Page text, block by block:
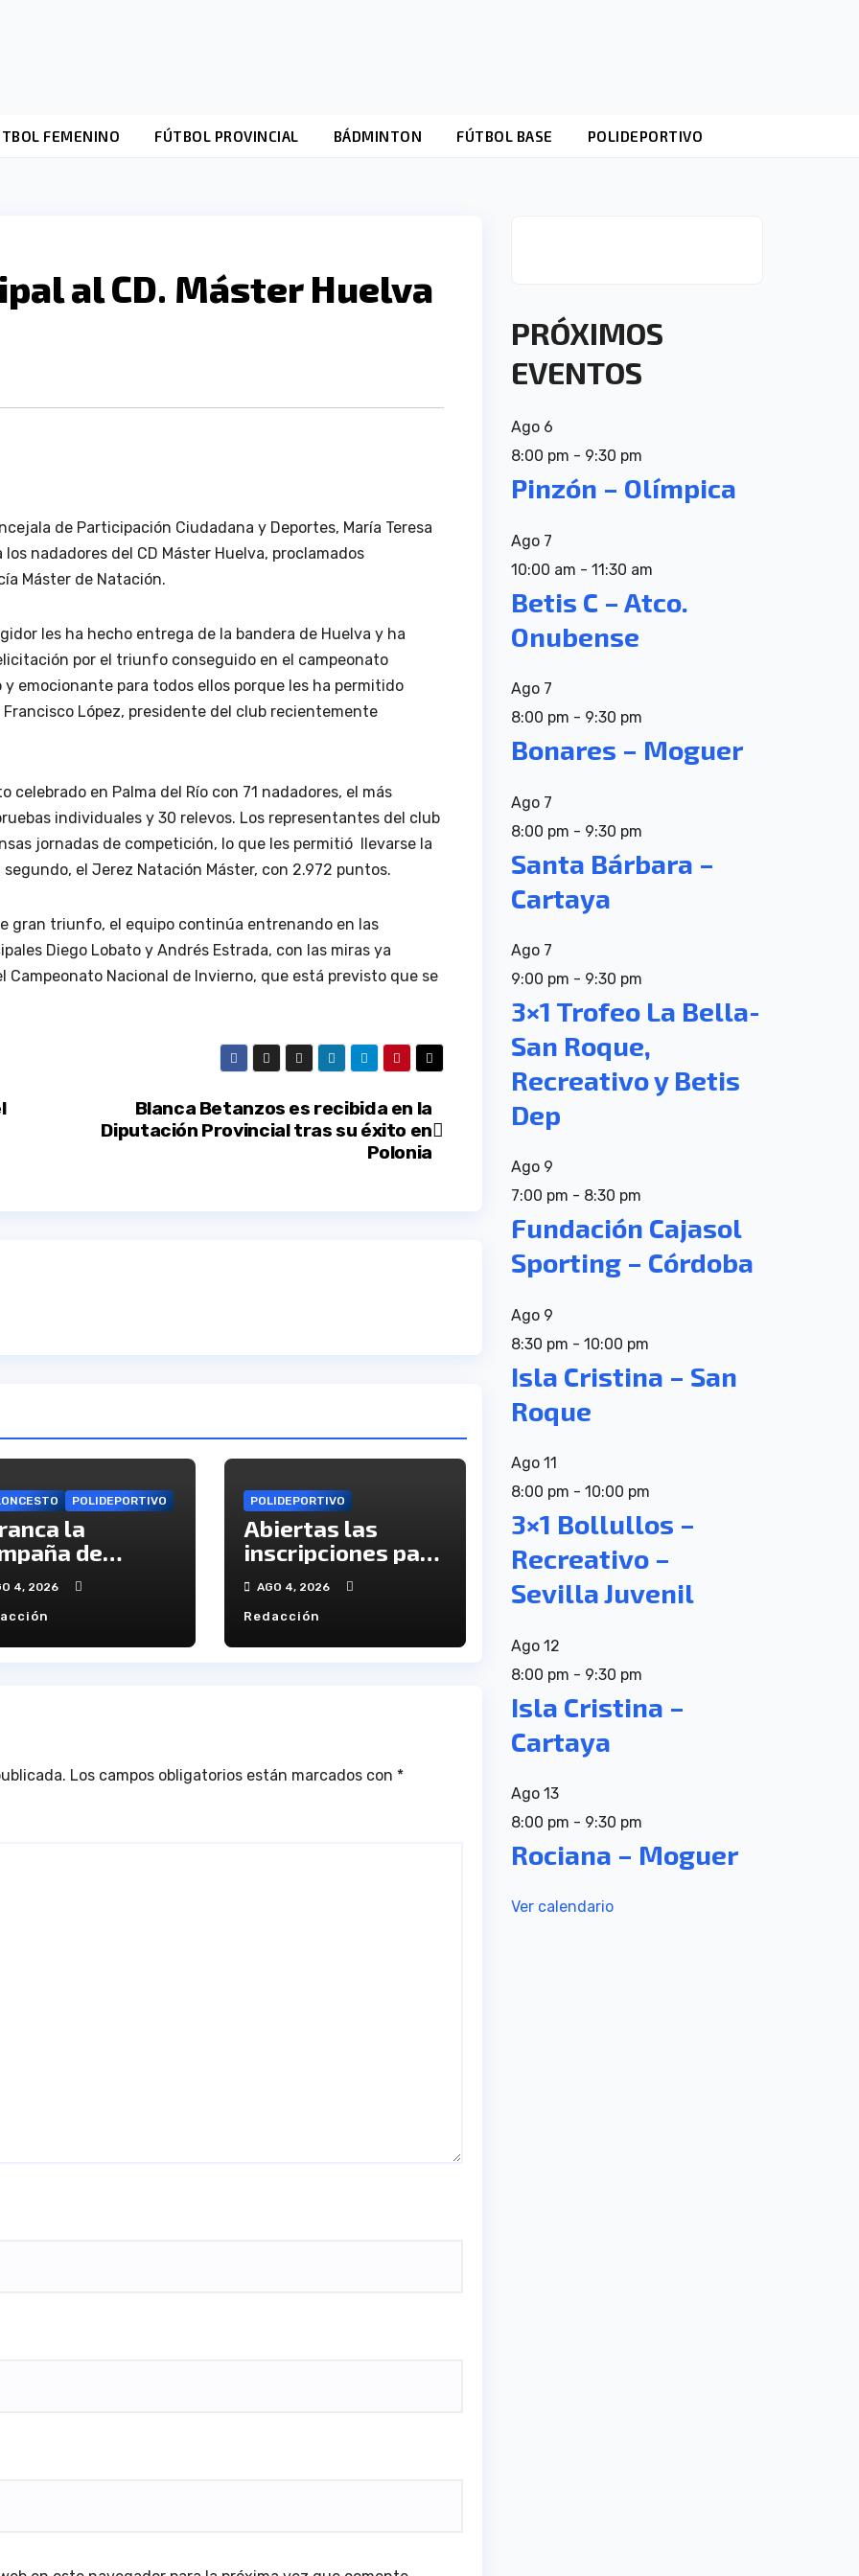
FEMENINO FÚTBOL PROVINCIAL BÁDMINTON FÚTBOL BASE POLIDEPORTIVO
al CD. Máster Huelva
de Participación Ciudadana y Deportes, María Teresa
nadadores del CD Máster Huelva, proclamados
Máster de Natación.
les ha hecho entrega de la bandera de Huelva y ha
por el triunfo conseguido en el campeonato
emocionante para todos ellos porque les ha permitido
López, presidente del club recientemente
celebrado en Palma del Río con 71 nadadores, el más
individuales y 30 relevos. Los representantes del club
jornadas de competición, lo que les permitió llevarse la
el Jerez Natación Máster, con 2.972 puntos.
gran triunfo, el equipo continúa entrenando en las
Diego Lobato y Andrés Estrada, con las miras ya
Nacional de Invierno, que está previsto que se
Blanca Betanzos es recibida en la
Diputación Provincial tras su éxito en
Polonia
POLIDEPORTIVO
la
de
del C.B.
4, 2026
POLIDEPORTIVO
Abiertas las
inscripciones para
la `Huelva Verde´
de Onúpolis
AGO 4, 2026
Redacción
Los campos obligatorios están marcados con *
PRÓXIMOS
EVENTOS
Ago 6
8:00 pm - 9:30 pm
Pinzón – Olímpica
Ago 7
10:00 am - 11:30 am
Betis C – Atco.
Onubense
Ago 7
8:00 pm - 9:30 pm
Bonares – Moguer
Ago 7
8:00 pm - 9:30 pm
Santa Bárbara –
Cartaya
Ago 7
9:00 pm - 9:30 pm
3×1 Trofeo La Bella-
San Roque,
Recreativo y Betis
Dep
Ago 9
7:00 pm - 8:30 pm
Fundación Cajasol
Sporting – Córdoba
Ago 9
8:30 pm - 10:00 pm
Isla Cristina – San
Roque
Ago 11
8:00 pm - 10:00 pm
3×1 Bollullos –
Recreativo –
Sevilla Juvenil
Ago 12
8:00 pm - 9:30 pm
Isla Cristina –
Cartaya
Ago 13
8:00 pm - 9:30 pm
Rociana – Moguer
Ver calendario